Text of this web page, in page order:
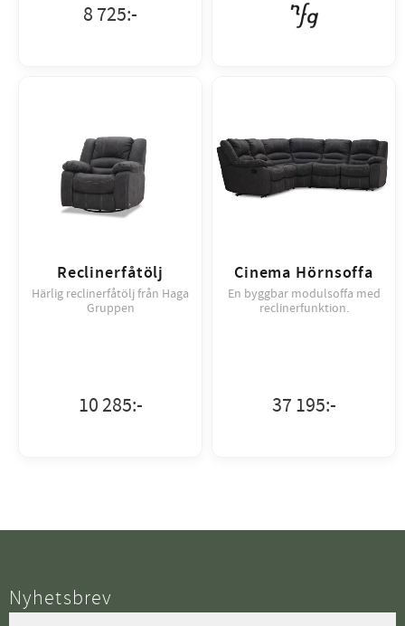
8 725:-
Reclinerfåtölj
Härlig reclinerfåtölj från Haga
Gruppen
10 285:-
Cinema Hörnsoffa
En byggbar modulsoffa med
reclinerfunktion.
37 195:-
Nyhetsbrev